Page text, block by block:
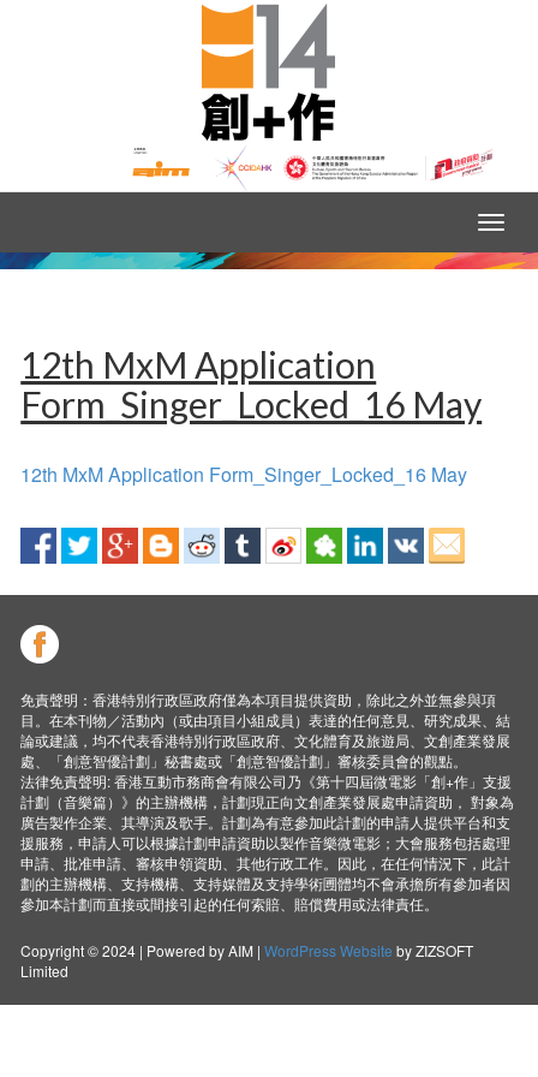
12th MxM Application
Form_Singer_Locked_16 May
12th MxM Application Form_Singer_Locked_16 May
免責聲明：香港特別行政區政府僅為本項目提供資助，除此之外並無參與項
目。在本刊物／活動內（或由項目小組成員）表達的任何意見、研究成果、結
論或建議，均不代表香港特別行政區政府、文化體育及旅遊局、文創產業發展
處、「創意智優計劃」秘書處或「創意智優計劃」審核委員會的觀點。
法律免責聲明: 香港互動市務商會有限公司乃《第十四屆微電影「創+作」支援
計劃（音樂篇）》的主辦機構，計劃現正向文創產業發展處申請資助， 對象為
廣告製作企業、其導演及歌手。計劃為有意參加此計劃的申請人提供平台和支
援服務，申請人可以根據計劃申請資助以製作音樂微電影；大會服務包括處理
申請、批准申請、審核申領資助、其他行政工作。因此，在任何情況下，此計
劃的主辦機構、支持機構、支持媒體及支持學術圑體均不會承擔所有參加者因
參加本計劃而直接或間接引起的任何索賠、賠償費用或法律責任。
Copyright © 2024 | Powered by AIM |WordPress Website by ZIZSOFT
Limited